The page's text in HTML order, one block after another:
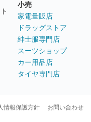
小売
家電量販店
ドラッグストア
紳士服専門店
スーツショップ
カー用品店
タイヤ専門店
情報保護方針 お問い合わせ